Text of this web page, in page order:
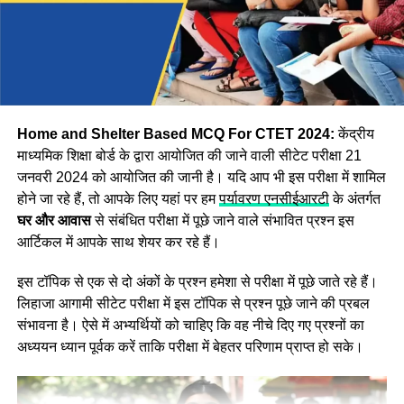
Step:2 अब वेबसाइट पर दिखाई दे रहेCTET Answer Key 2024
Step:3 अब आपको एप्लीकेशन नंबर और जन्म की तारीख दर्ज करके
लॉगिन करना होगा इसके बाद Asnswer Key स्क्रीन पर प्रदर्शित हो
जाएगी।
Home and Shelter Based MCQ For CTET 2024: केंद्रीय
माध्यमिक शिक्षा बोर्ड के द्वारा आयोजित की जाने वाली सीटेट परीक्षा 21
जनवरी 2024 को आयोजित की जानी है। यदि आप भी इस परीक्षा में शामिल
होने जा रहे हैं, तो आपके लिए यहां पर हमपर्यावरण एनसीईआरटीके अंतर्गत
घर और आवाससे संबंधित परीक्षा में पूछे जाने वाले संभावित प्रश्न इस
आर्टिकल में आपके साथ शेयर कर रहे हैं।
इस टॉपिक से एक से दो अंकों के प्रश्न हमेशा से परीक्षा में पूछे जाते रहे हैं।
लिहाजा आगामी सीटेट परीक्षा में इस टॉपिक से प्रश्न पूछे जाने की प्रबल
संभावना है। ऐसे में अभ्यर्थियों को चाहिए कि वह नीचे दिए गए प्रश्नों का
अध्ययन ध्यान पूर्वक करें ताकि परीक्षा में बेहतर परिणाम प्राप्त हो सके।